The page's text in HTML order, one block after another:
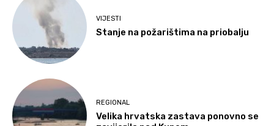
VIJESTI
Stanje na požarištima na priobalju
REGIONAL
Velika hrvatska zastava ponovno se